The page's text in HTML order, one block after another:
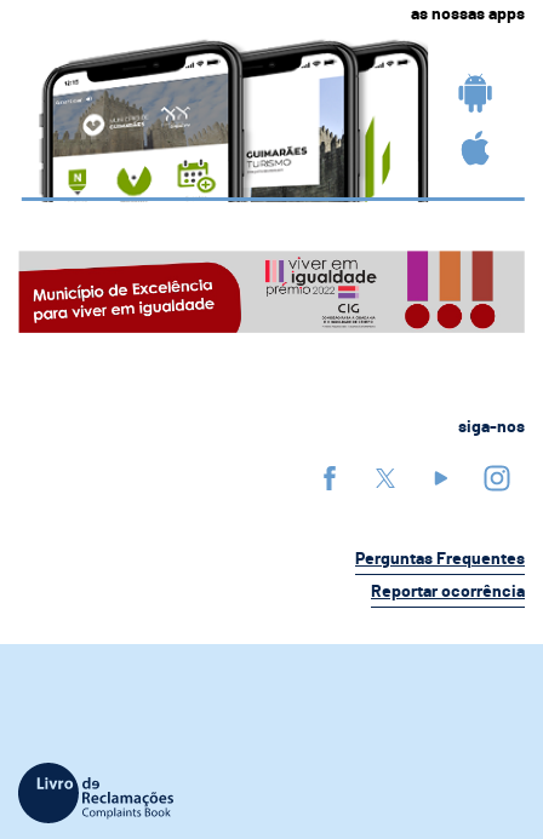
as nossas apps
siga-nos
Perguntas Frequentes
Reportar ocorrência